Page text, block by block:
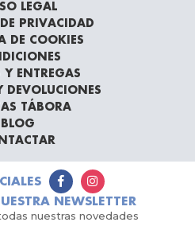
LEGAL
PRIVACIDAD
DE COOKIES
Y ENTREGAS
DEVOLUCIONES
TÁBORA
BLOG
NEWSLETTER
nuestras novedades